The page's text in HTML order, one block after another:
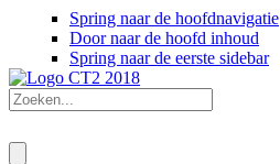
Spring naar de hoofdnavigatie
Door naar de hoofd inhoud
Spring naar de eerste sidebar